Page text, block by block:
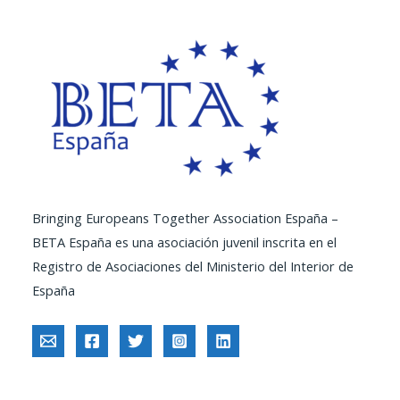
Bringing Europeans Together Association España –
BETA España es una asociación juvenil inscrita en el
Registro de Asociaciones del Ministerio del Interior de
España